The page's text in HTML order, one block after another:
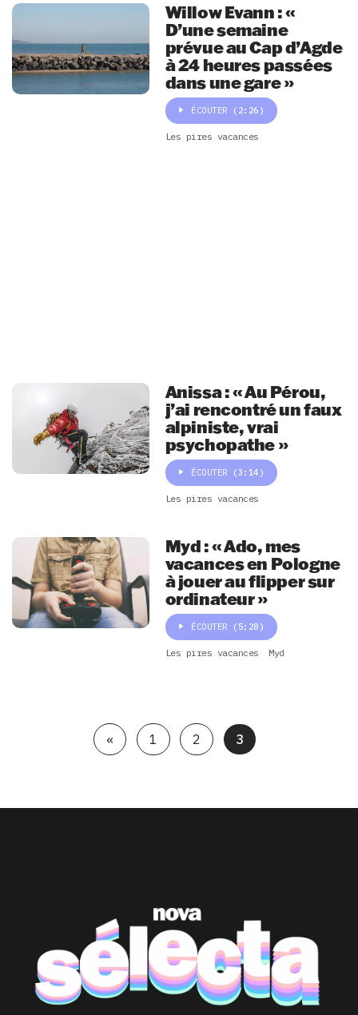
Willow Evann : «
D’une semaine
prévue au Cap d’Agde
à 24 heures passées
dans une gare »
ÉCOUTER (2:26)
Les pires vacances
Anissa : « Au Pérou,
j’ai rencontré un faux
alpiniste, vrai
psychopathe »
ÉCOUTER (3:14)
Les pires vacances
Myd : « Ado, mes
vacances en Pologne
à jouer au flipper sur
ordinateur »
ÉCOUTER (5:28)
Les pires vacances Myd
« 1 2 3